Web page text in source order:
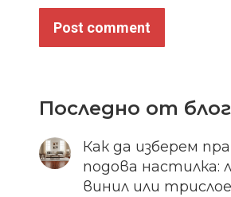
Post comment
Последно от
Как да изберем
подова настилка:
винил или